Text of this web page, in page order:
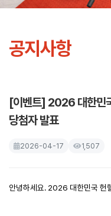
공지사항
[이벤트] 2026 대한민
당첨자 발표
2026-04-17 1,507
안녕하세요. 2026 대한민국 헌